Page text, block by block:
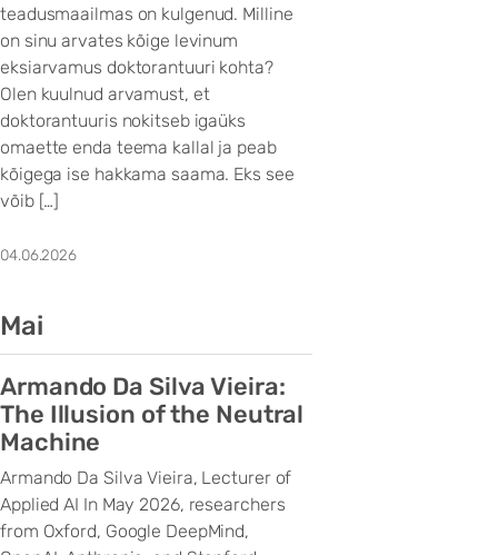
teadusmaailmas on kulgenud. Milline
on sinu arvates kõige levinum
eksiarvamus doktorantuuri kohta?
Olen kuulnud arvamust, et
doktorantuuris nokitseb igaüks
omaette enda teema kallal ja peab
kõigega ise hakkama saama. Eks see
võib […]
04.06.2026
Mai
Armando Da Silva Vieira:
The Illusion of the Neutral
Machine
Armando Da Silva Vieira, Lecturer of
Applied AI In May 2026, researchers
from Oxford, Google DeepMind,